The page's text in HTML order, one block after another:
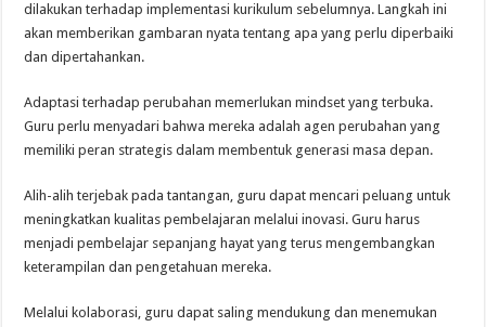
dilakukan terhadap implementasi kurikulum sebelumnya. Langkah ini
akan memberikan gambaran nyata tentang apa yang perlu diperbaiki
dan dipertahankan.
Adaptasi terhadap perubahan memerlukan mindset yang terbuka.
Guru perlu menyadari bahwa mereka adalah agen perubahan yang
memiliki peran strategis dalam membentuk generasi masa depan.
Alih-alih terjebak pada tantangan, guru dapat mencari peluang untuk
meningkatkan kualitas pembelajaran melalui inovasi. Guru harus
menjadi pembelajar sepanjang hayat yang terus mengembangkan
keterampilan dan pengetahuan mereka.
Melalui kolaborasi, guru dapat saling mendukung dan menemukan